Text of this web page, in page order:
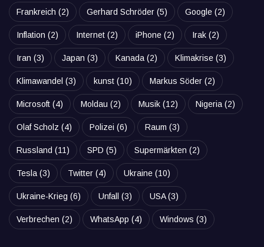
Frankreich (2) Gerhard Schröder (5) Google (2)
Inflation (2) Internet (2) iPhone (2) Irak (2)
Iran (3) Japan (3) Kanada (2) Klimakrise (3)
Klimawandel (3) kunst (10) Markus Söder (2)
Microsoft (4) Moldau (2) Musik (12) Nigeria (2)
Olaf Scholz (4) Polizei (6) Raum (3)
Russland (11) SPD (5) Supermärkten (2)
Tesla (3) Twitter (4) Ukraine (10)
Ukraine-Krieg (6) Unfall (3) USA(3)
Verbrechen (2) WhatsApp (4) Windows (3)